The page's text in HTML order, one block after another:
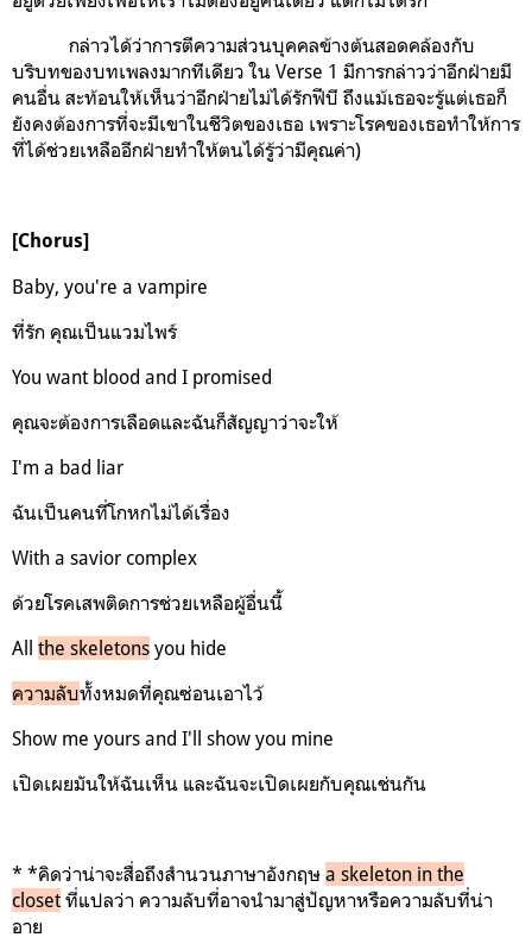
กล่าวได้ว่าการตีความส่วนบุคคลข้างต้นสอดคล้องกับ
บริบทของบทเพลงมากทีเดียว ใน Verse 1 มีการกล่าวว่าอีกฝ่ายมี
คนอื่น สะท้อนให้เห็นว่าอีกฝ่ายไม่ได้รักฟีบี ถึงแม้เธอจะรู้แต่เธอก็
ยังคงต้องการที่จะมีเขาในชีวิตของเธอ เพราะโรคของเธอทำให้การ
ที่ได้ช่วยเหลืออีกฝ่ายทำให้ตนได้รู้ว่ามีคุณค่า)
[Chorus]
Baby, you're a vampire
ที่รัก คุณเป็นแวมไพร์
You want blood and I promised
คุณจะต้องการเลือดและฉันก็สัญญาว่าจะให้
I'm a bad liar
ฉันเป็นคนที่โกหกไม่ได้เรื่อง
With a savior complex
ด้วยโรคเสพติดการช่วยเหลือผู้อื่นนี้
All the skeletons you hide
ความลับทั้งหมดที่คุณซ่อนเอาไว้
Show me yours and I'll show you mine
เปิดเผยมันให้ฉันเห็น และฉันจะเปิดเผยกับคุณเช่นกัน
* *คิดว่าน่าจะสื่อถึงสำนวนภาษาอังกฤษ a skeleton in the
closetที่แปลว่า ความลับที่อาจนำมาสู่ปัญหาหรือความลับที่น่า
อาย